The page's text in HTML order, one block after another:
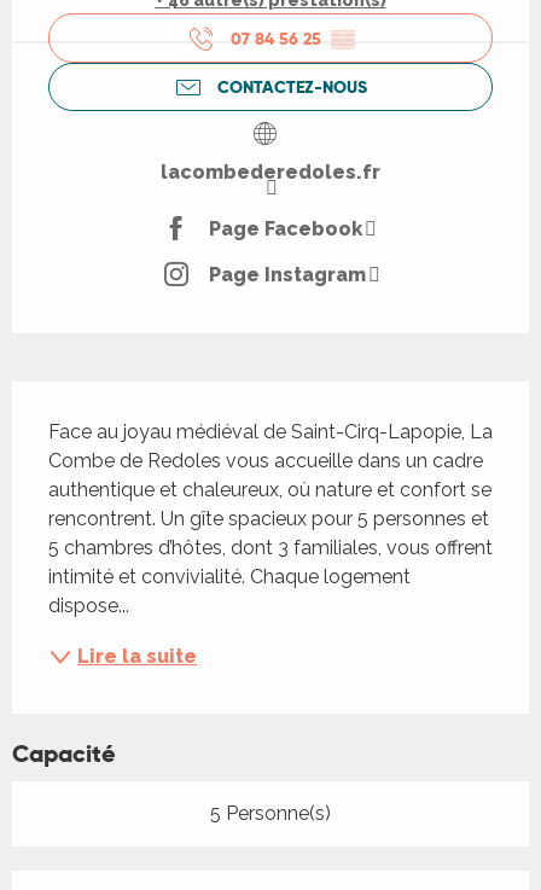
07 84 56 25 ▒▒
CONTACTEZ-NOUS
lacombederedoles.fr
Page Facebook
Page Instagram
Face au joyau médiéval de Saint-Cirq-Lapopie, La
Combe de Redoles vous accueille dans un cadre
authentique et chaleureux, où nature et confort se
rencontrent. Un gîte spacieux pour 5 personnes et
5 chambres d’hôtes, dont 3 familiales, vous offrent
intimité et convivialité. Chaque logement
dispose...
Lire la suite
Capacité
5 Personne(s)